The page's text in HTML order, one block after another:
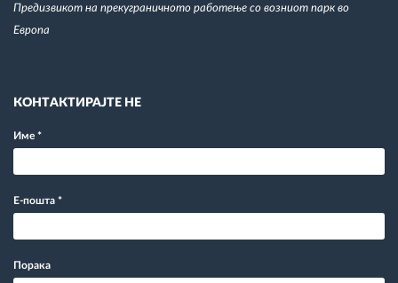
Предизвикот на прекуграничното работење со возниот парк во
Европа
КОНТАКТИРАЈТЕ НЕ
Име *
Е-пошта *
Порака